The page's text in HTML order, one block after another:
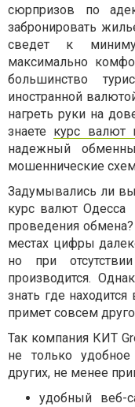
сюрпризов по
забронировать
сведет к
максимально
большинство
иностранной
нагреть руки на
знаете курс валют
надежный
мошеннические
Задумывались ли
курс валют Одесса
проведения
местах цифры
но при
производится.
знать где
примет совсем
Так компания КИТ
не только
других, не менее
удобный веб-